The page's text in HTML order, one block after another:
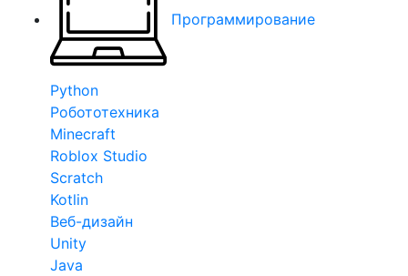
Программирование
Python
Робототехника
Minecraft
Roblox Studio
Scratch
Kotlin
Веб-дизайн
Unity
Java